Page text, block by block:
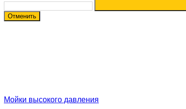
Отменить
Мойки высокого давления